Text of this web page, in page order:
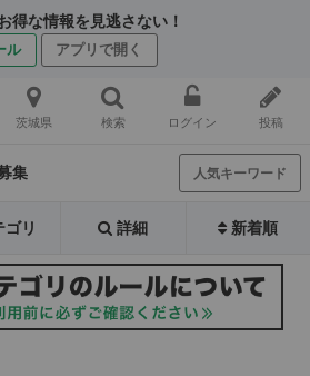
得な情報を見逃さない！
ル アプリで開く
茨城県 検索 ログイン 投稿
集 人気キーワード
ゴリ 詳細 新着順